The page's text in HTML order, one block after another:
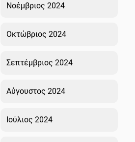
Νοέμβριος 2024
Οκτώβριος 2024
Σεπτέμβριος 2024
Αύγουστος 2024
Ιούλιος 2024